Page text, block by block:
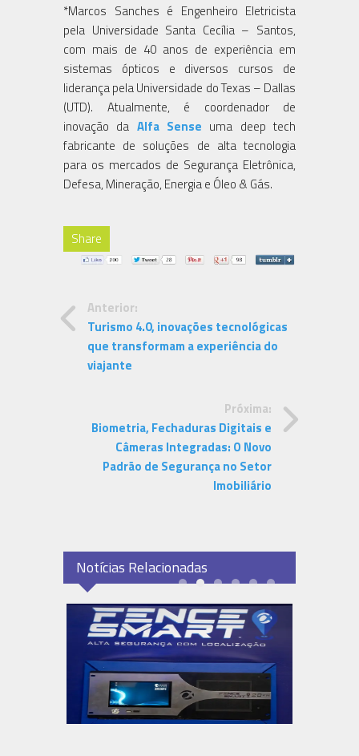
*Marcos Sanches é Engenheiro Eletricista
pela Universidade Santa Cecília – Santos,
com mais de 40 anos de experiência em
sistemas ópticos e diversos cursos de
liderança pela Universidade do Texas – Dallas
(UTD). Atualmente, é coordenador de
inovação da Alfa Sense uma deep tech
fabricante de soluções de alta tecnologia
para os mercados de Segurança Eletrônica,
Defesa, Mineração, Energia e Óleo & Gás.
Share
Anterior:
Turismo 4.0, inovações tecnológicas
que transformam a experiência do
viajante
Próxima:
Biometria, Fechaduras Digitais e
Câmeras Integradas: O Novo
Padrão de Segurança no Setor
Imobiliário
Notícias Relacionadas